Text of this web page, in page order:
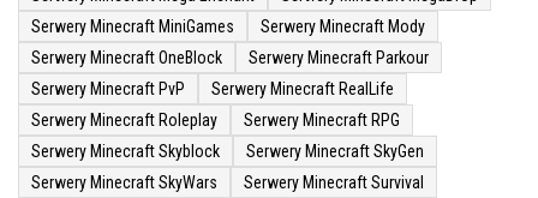
Serwery Minecraft MiniGames
Serwery Minecraft Mody
Serwery Minecraft OneBlock
Serwery Minecraft Parkour
Serwery Minecraft PvP
Serwery Minecraft RealLife
Serwery Minecraft Roleplay
Serwery Minecraft RPG
Serwery Minecraft Skyblock
Serwery Minecraft SkyGen
Serwery Minecraft SkyWars
Serwery Minecraft Survival